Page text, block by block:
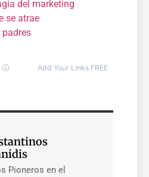
del marketing
se atrae
Pioneros en el